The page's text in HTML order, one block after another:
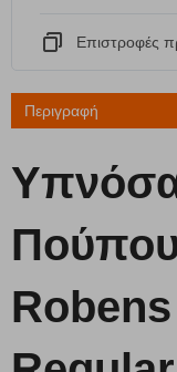
Eπιστροφές
Περιγραφή